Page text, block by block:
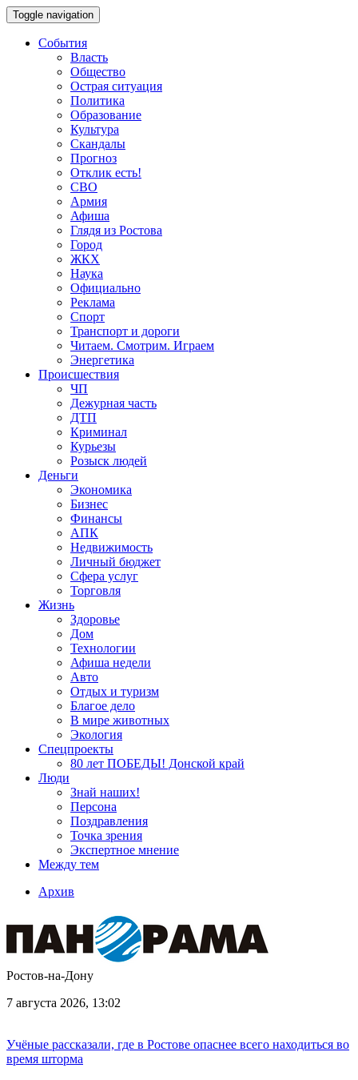
Toggle navigation
События
Власть
Общество
Острая ситуация
Политика
Образование
Культура
Скандалы
Прогноз
Отклик есть!
СВО
Армия
Афиша
Глядя из Ростова
Город
ЖКХ
Наука
Официально
Реклама
Спорт
Транспорт и дороги
Читаем. Смотрим. Играем
Энергетика
Происшествия
ЧП
Дежурная часть
ДТП
Криминал
Курьезы
Розыск людей
Деньги
Экономика
Бизнес
Финансы
АПК
Недвижимость
Личный бюджет
Сфера услуг
Торговля
Жизнь
Здоровье
Дом
Технологии
Афиша недели
Авто
Отдых и туризм
Благое дело
В мире животных
Экология
Спецпроекты
80 лет ПОБЕДЫ! Донской край
Люди
Знай наших!
Персона
Поздравления
Точка зрения
Экспертное мнение
Между тем
Архив
Ростов-на-Дону
7 августа 2026, 13:02
Учёные рассказали, где в Ростове опаснее всего находиться во
время шторма